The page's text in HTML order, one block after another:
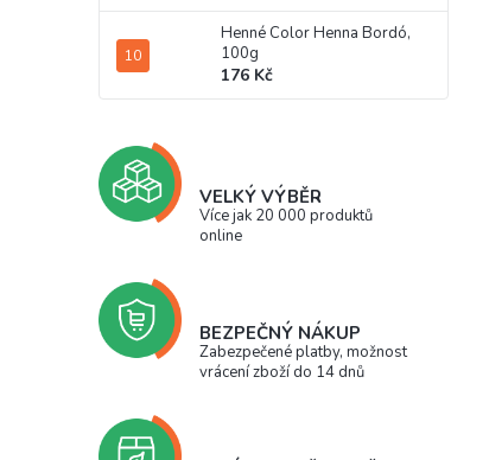
Henné Color Henna Bordó,
100g
176 Kč
VELKÝ VÝBĚR
Více jak 20 000 produktů
online
BEZPEČNÝ NÁKUP
Zabezpečené platby, možnost
vrácení zboží do 14 dnů